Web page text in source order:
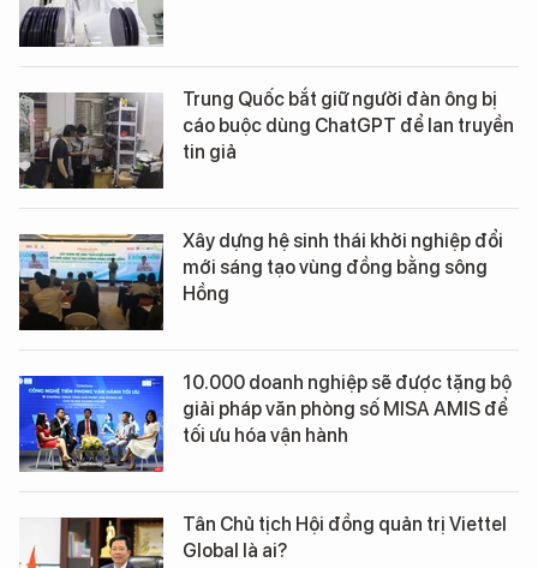
Trung Quốc bắt giữ người đàn ông bị
cáo buộc dùng ChatGPT để lan truyền
tin giả
Xây dựng hệ sinh thái khởi nghiệp đổi
mới sáng tạo vùng đồng bằng sông
Hồng
10.000 doanh nghiệp sẽ được tặng bộ
giải pháp văn phòng số MISA AMIS để
tối ưu hóa vận hành
Tân Chủ tịch Hội đồng quản trị Viettel
Global là ai?